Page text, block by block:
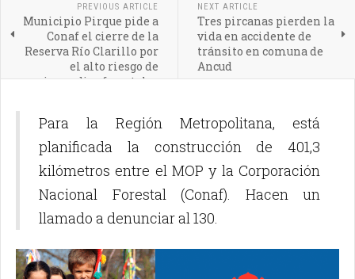
PREVIOUS ARTICLE
Municipio Pirque pide a
Conaf el cierre de la
Reserva Río Clarillo por
el alto riesgo de
incendios forestales
NEXT ARTICLE
Tres pircanas pierden la
vida en accidente de
tránsito en comuna de
Ancud
Para la Región Metropolitana, está
planificada la construcción de 401,3
kilómetros entre el MOP y la Corporación
Nacional Forestal (Conaf). Hacen un
llamado a denunciar al 130.